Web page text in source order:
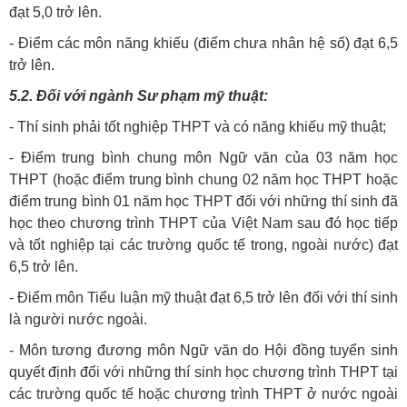
đạt 5,0 trở lên.
- Điểm các môn năng khiếu (điểm chưa nhân hệ số) đạt 6,5
trở lên.
5.2. Đối với ngành Sư phạm mỹ thuật:
- Thí sinh phải tốt nghiệp THPT và có năng khiếu mỹ thuật;
- Điểm trung bình chung môn Ngữ văn của 03 năm học
THPT (hoặc điểm trung bình chung 02 năm học THPT hoặc
điểm trung bình 01 năm học THPT đối với những thí sinh đã
học theo chương trình THPT của Việt Nam sau đó học tiếp
và tốt nghiệp tại các trường quốc tế trong, ngoài nước) đạt
6,5 trở lên.
- Điểm môn Tiểu luận mỹ thuật đạt 6,5 trở lên đối với thí sinh
là người nước ngoài.
- Môn tương đương môn Ngữ văn do Hội đồng tuyển sinh
quyết định đối với những thí sinh học chương trình THPT tại
các trường quốc tế hoặc chương trình THPT ở nước ngoài